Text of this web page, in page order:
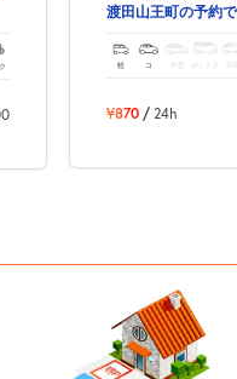
渡田山王町の予約
軽 コ ボックス
¥870 / 24h